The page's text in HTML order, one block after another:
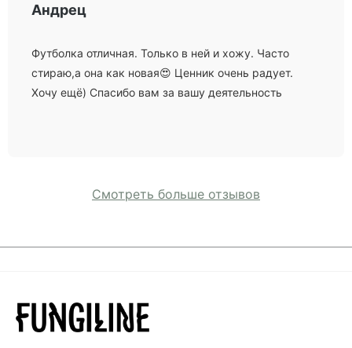
Андрец
Футболка отличная. Только в ней и хожу. Часто
стираю,а она как новая😍 Ценник очень радует.
Хочу ещё) Спасибо вам за вашу деятельность
Смотреть больше отзывов